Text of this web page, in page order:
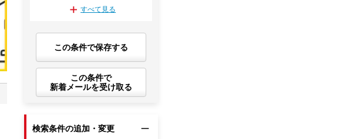
すべて見る
この条件で保存する
この条件で
新着メールを受け取る
検索条件の追加・変更